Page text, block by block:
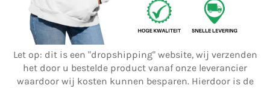
Let op: dit is een "dropshipping" website, wij verzenden
het door u bestelde product vanaf onze leverancier
waardoor wij kosten kunnen besparen. Hierdoor is de